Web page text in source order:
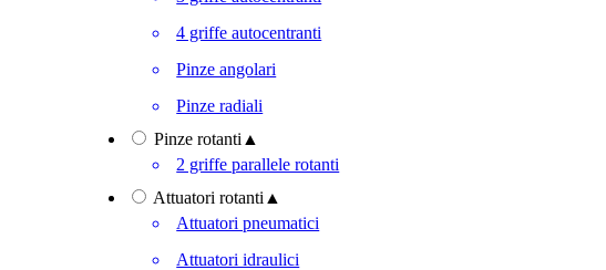
4 griffe autocentranti
Pinze angolari
Pinze radiali
Pinze rotanti ▲
2 griffe parallele rotanti
Attuatori rotanti ▲
Attuatori pneumatici
Attuatori idraulici